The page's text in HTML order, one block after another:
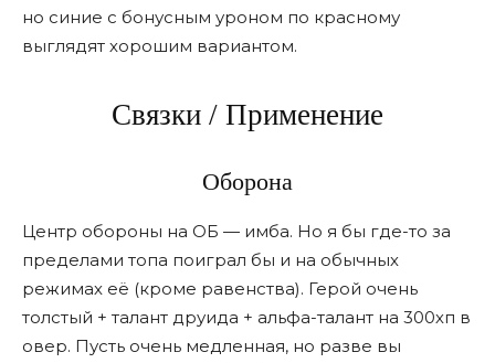
но синие с бонусным уроном по красному
выглядят хорошим вариантом.
Связки / Применение
Оборона
Центр обороны на ОБ — имба. Но я бы где-то за
пределами топа поиграл бы и на обычных
режимах еë (кроме равенства). Герой очень
толстый + талант друида + альфа-талант на 300хп в
овер. Пусть очень медленная, но разве вы